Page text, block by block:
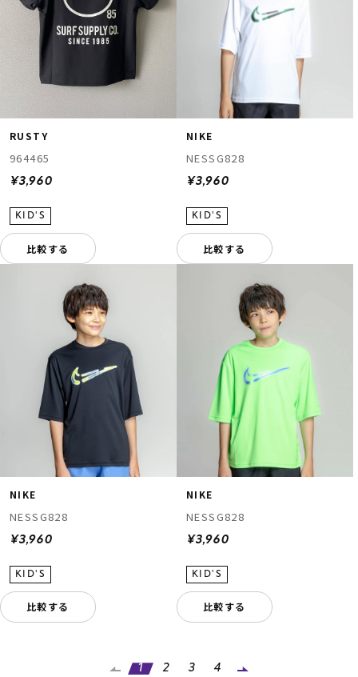
RUSTY
964465
¥3,960
比較する
NIKE
NESSG828
¥3,960
比較する
NIKE
NESSG828
¥3,960
比較する
NIKE
NESSG828
¥3,960
比較する
1 2 3 4